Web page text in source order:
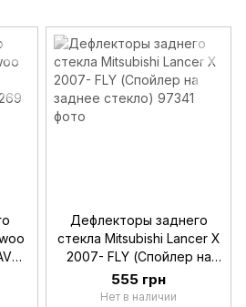
Дефлекторы заднего
стекла Mitsubishi Lancer X
2007- FLY (Спойлер на
заднее стекло)
555 грн
Нет в наличии